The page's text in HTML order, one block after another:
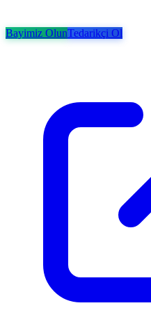
Bayimiz OlunTedarikçi Ol